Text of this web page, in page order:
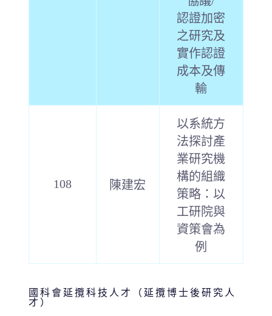
認證加密
之研究及
實作認證
成本及傳
輸
108 陳建宏
以系統方
法探討產
業研究機
構的組織
策略：以
工研院與
資策會為
例
國科會延攬科技人才（延攬博士後研究人
才）